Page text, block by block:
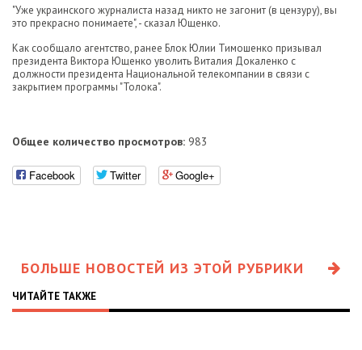
"Уже украинского журналиста назад никто не загонит (в цензуру), вы
это прекрасно понимаете", - сказал Ющенко.
Как сообщало агентство, ранее Блок Юлии Тимошенко призывал
президента Виктора Ющенко уволить Виталия Докаленко с
должности президента Национальной телекомпании в связи с
закрытием программы "Толока".
Общее количество просмотров: 983
Facebook Twitter Google+
БОЛЬШЕ НОВОСТЕЙ ИЗ ЭТОЙ РУБРИКИ
ЧИТАЙТЕ ТАКЖЕ